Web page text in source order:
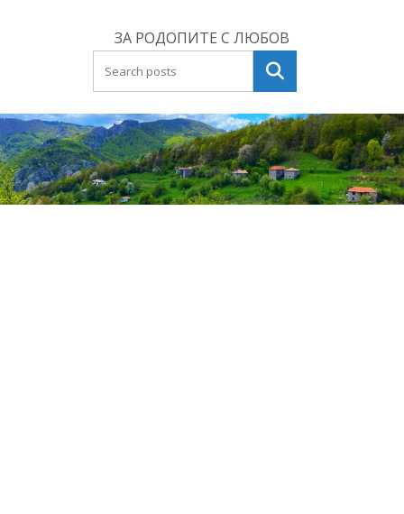
ЗА РОДОПИТЕ С ЛЮБОВ
Търсене